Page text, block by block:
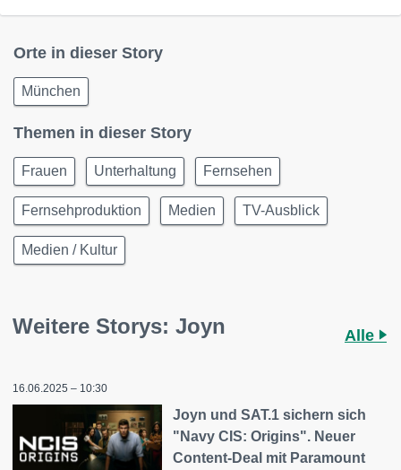
Orte in dieser Story
München
Themen in dieser Story
Frauen Unterhaltung Fernsehen
Fernsehproduktion Medien TV-Ausblick
Medien / Kultur
Weitere Storys: Joyn Alle
16.06.2025 – 10:30
Joyn und SAT.1 sichern sich
"Navy CIS: Origins". Neuer
Content-Deal mit Paramount